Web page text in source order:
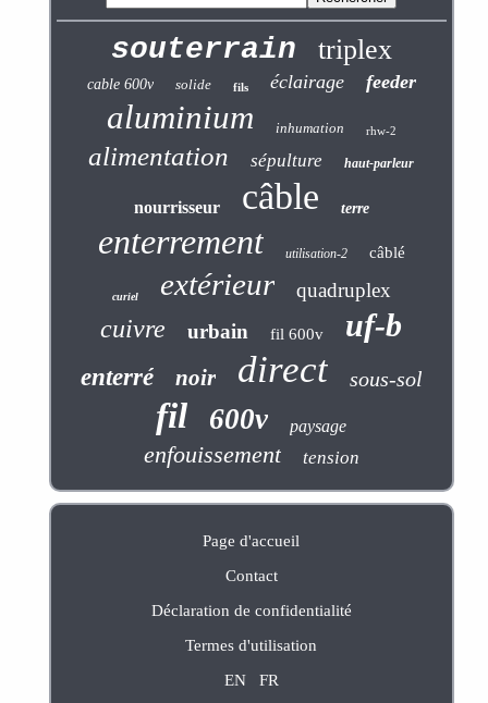
souterrain triplex
cable 600v solide fils éclairage feeder
aluminium inhumation rhw-2
alimentation sépulture haut-parleur
nourrisseur câble terre
enterrement utilisation-2 câblé
curiel extérieur quadruplex
cuivre urbain fil 600v uf-b
enterré noir direct sous-sol
fil 600v paysage
enfouissement tension
Page d'accueil
Contact
Déclaration de confidentialité
Termes d'utilisation
EN
FR